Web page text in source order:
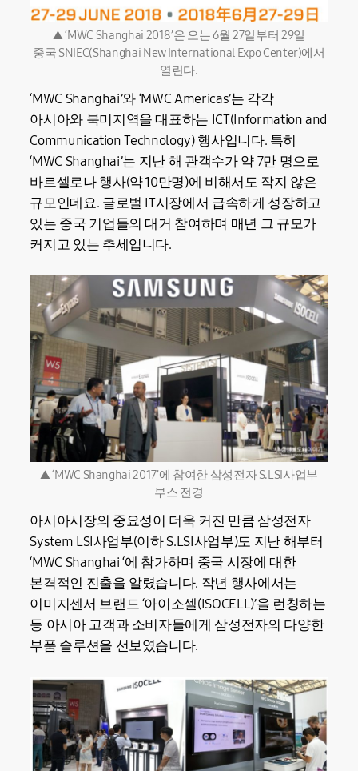
▲ ‘MWC Shanghai 2018’은 오는 6월 27일부터 29일
중국 SNIEC(Shanghai New International Expo Center)에서
열린다.
‘MWC Shanghai’와 ‘MWC Americas’는 각각
아시아와 북미지역을 대표하는 ICT(Information and
Communication Technology) 행사입니다. 특히
‘MWC Shanghai’는 지난 해 관객수가 약 7만 명으로
바르셀로나 행사(약 10만명)에 비해서도 작지 않은
규모인데요. 글로벌 IT시장에서 급속하게 성장하고
있는 중국 기업들의 대거 참여하며 매년 그 규모가
커지고 있는 추세입니다.
▲ ‘MWC Shanghai 2017’에 참여한 삼성전자 S.LSI사업부
부스 전경
아시아시장의 중요성이 더욱 커진 만큼 삼성전자
System LSI사업부(이하 S.LSI사업부)도 지난 해부터
‘MWC Shanghai ‘에 참가하며 중국 시장에 대한
본격적인 진출을 알렸습니다. 작년 행사에서는
이미지센서 브랜드 ‘아이소셀(ISOCELL)’을 런칭하는
등 아시아 고객과 소비자들에게 삼성전자의 다양한
부품 솔루션을 선보였습니다.